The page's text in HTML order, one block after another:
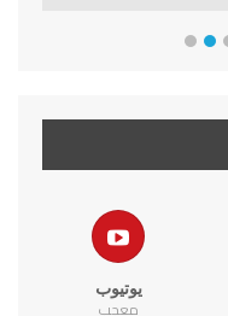
يوتيوب
معجب